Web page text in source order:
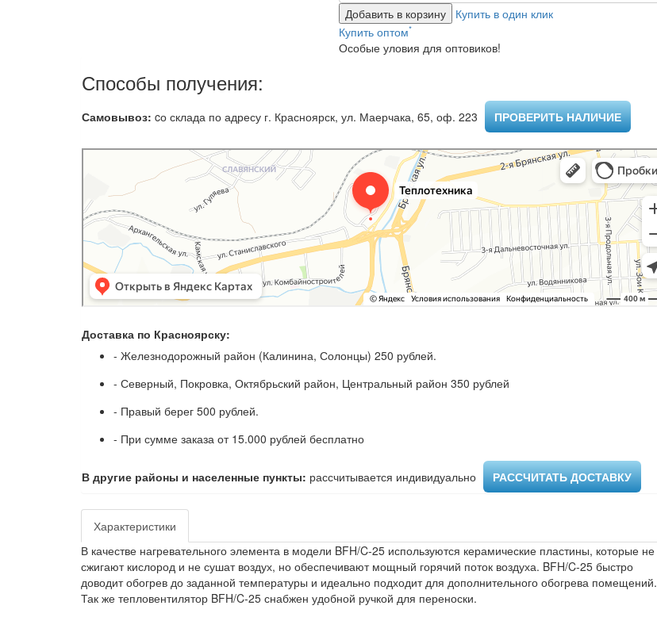
Добавить в корзину
Купить в один клик
Купить оптом*
Особые уловия для оптовиков!
Способы получения:
Самовывоз: cо склада по адресу г. Красноярск, ул. Маерчака, 65, оф. 223 ​ ПРОВЕРИТЬ НАЛИЧИЕ
Доставка по Красноярску:
- Железнодорожный район (Калинина, Солонцы) 250 рублей.
- Северный, Покровка, Октябрьский район, Центральный район 350 рублей
- Правый берег 500 рублей.
- При сумме заказа от 15.000 рублей бесплатно
В другие районы и населенные пункты: рассчитывается индивидуально ​ РАССЧИТАТЬ ДОСТАВКУ
Характеристики
В качестве нагревательного элемента в модели BFH/C-25 используются керамические пластины, которые не
сжигают кислород и не сушат воздух, но обеспечивают мощный горячий поток воздуха. BFH/C-25 быстро
доводит обогрев до заданной температуры и идеально подходит для дополнительного обогрева помещений.
Так же тепловентилятор BFH/C-25 снабжен удобной ручкой для переноски.